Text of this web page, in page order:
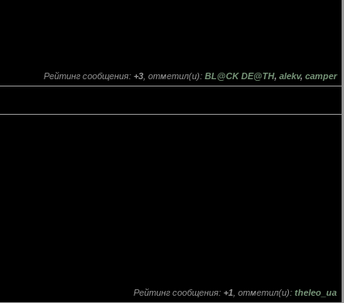
Рейтинг сообщения: +3 , отметил(и): BL@CK DE@TH, alekv, camper
Рейтинг сообщения: +1 , отметил(и): theleo_ua